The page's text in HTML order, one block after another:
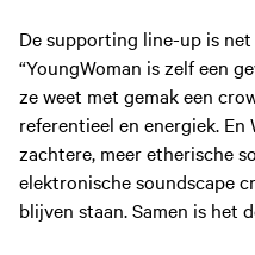
De supporting line-up is
“YoungWoman is zelf een
ze weet met gemak een
referentieel en energiek.
zachtere, meer etherische
elektronische soundscape
blijven staan. Samen is het